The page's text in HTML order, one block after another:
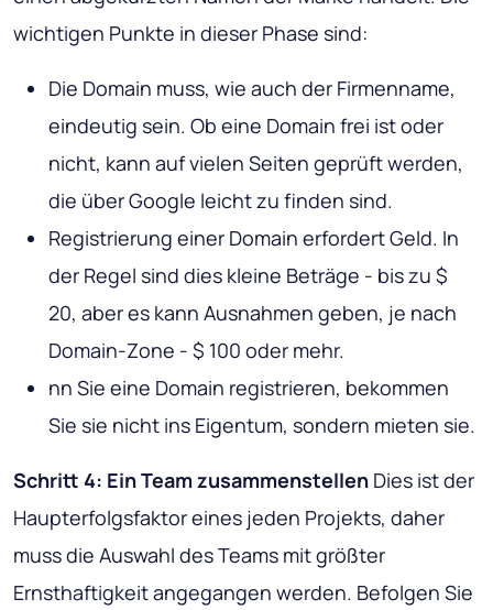
wichtigen Punkte in dieser Phase sind:
Die Domain muss, wie auch der Firmenname,
eindeutig sein. Ob eine Domain frei ist oder
nicht, kann auf vielen Seiten geprüft werden,
die über Google leicht zu finden sind.
Registrierung einer Domain erfordert Geld. In
der Regel sind dies kleine Beträge - bis zu $
20, aber es kann Ausnahmen geben, je nach
Domain-Zone - $ 100 oder mehr.
nn Sie eine Domain registrieren, bekommen
Sie sie nicht ins Eigentum, sondern mieten sie.
Schritt 4: Ein Team zusammenstellen Dies ist der
Haupterfolgsfaktor eines jeden Projekts, daher
muss die Auswahl des Teams mit größter
Ernsthaftigkeit angegangen werden. Befolgen Sie